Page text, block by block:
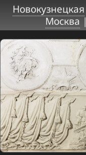
Новокузнецкая
Москва|